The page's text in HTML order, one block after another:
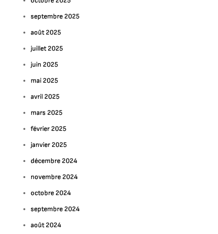
septembre 2025
août 2025
juillet 2025
juin 2025
mai 2025
avril 2025
mars 2025
février 2025
janvier 2025
décembre 2024
novembre 2024
octobre 2024
septembre 2024
août 2024